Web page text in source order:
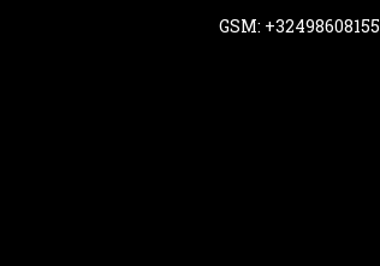
GSM: +32498608155